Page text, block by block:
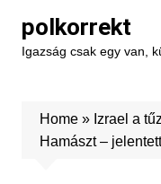
content
polkorrekt
Igazság csak egy van,
Home» Izrael a
Hamászt –